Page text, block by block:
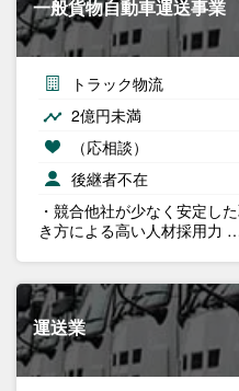
一般貨物自動車運送事業
トラック物流
2億円未満
（応相談）
後継者不在
・競合他社が少なく安定し
き方による高い人材採用力
運送業